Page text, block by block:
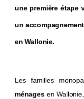
une première étape
un
en Wallonie.
Les familles
ménagesen